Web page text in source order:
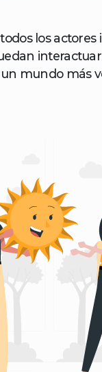
los actores
mundo más